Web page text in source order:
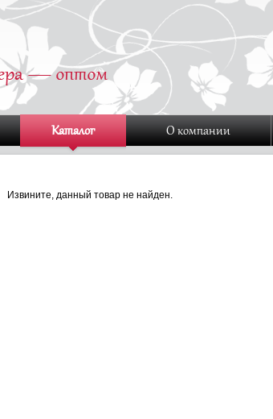
Каталог О компании
Извините, данный товар не найден.